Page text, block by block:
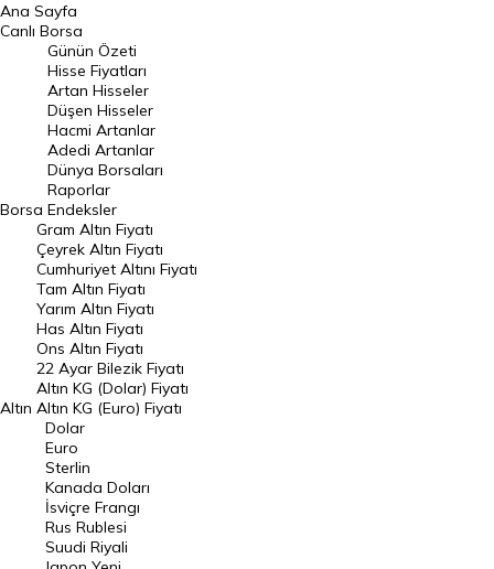
BIST 100 Hisseleri
En Çok Artan Hisseler
En Çok Düşen Hisseler
Hacmi Artanlar
Geçmiş Kapanışlar
Dünya Borsaları
Raporlar
Endeksler
DÖVİZ
Döviz Kuru
Dolar Kuru
Euro Kuru
Pound Kuru
Frank Kuru
Riyal Kuru
Avustralya Doları
Ana Sayfa
Canlı Borsa
Borsa
Günün Özeti
Hisse Fiyatları
Artan Hisseler
Düşen Hisseler
Hacmi Artanlar
Adedi Artanlar
Dünya Borsaları
Raporlar
Endeksler
Altın
Gram Altın Fiyatı
Çeyrek Altın Fiyatı
Cumhuriyet Altını Fiyatı
Tam Altın Fiyatı
Yarım Altın Fiyatı
Has Altın Fiyatı
Ons Altın Fiyatı
22 Ayar Bilezik Fiyatı
Altın KG (Dolar) Fiyatı
Altın KG (Euro) Fiyatı
Dolar
Euro
Sterlin
Kanada Doları
İsviçre Frangı
Rus Rublesi
Suudi Riyali